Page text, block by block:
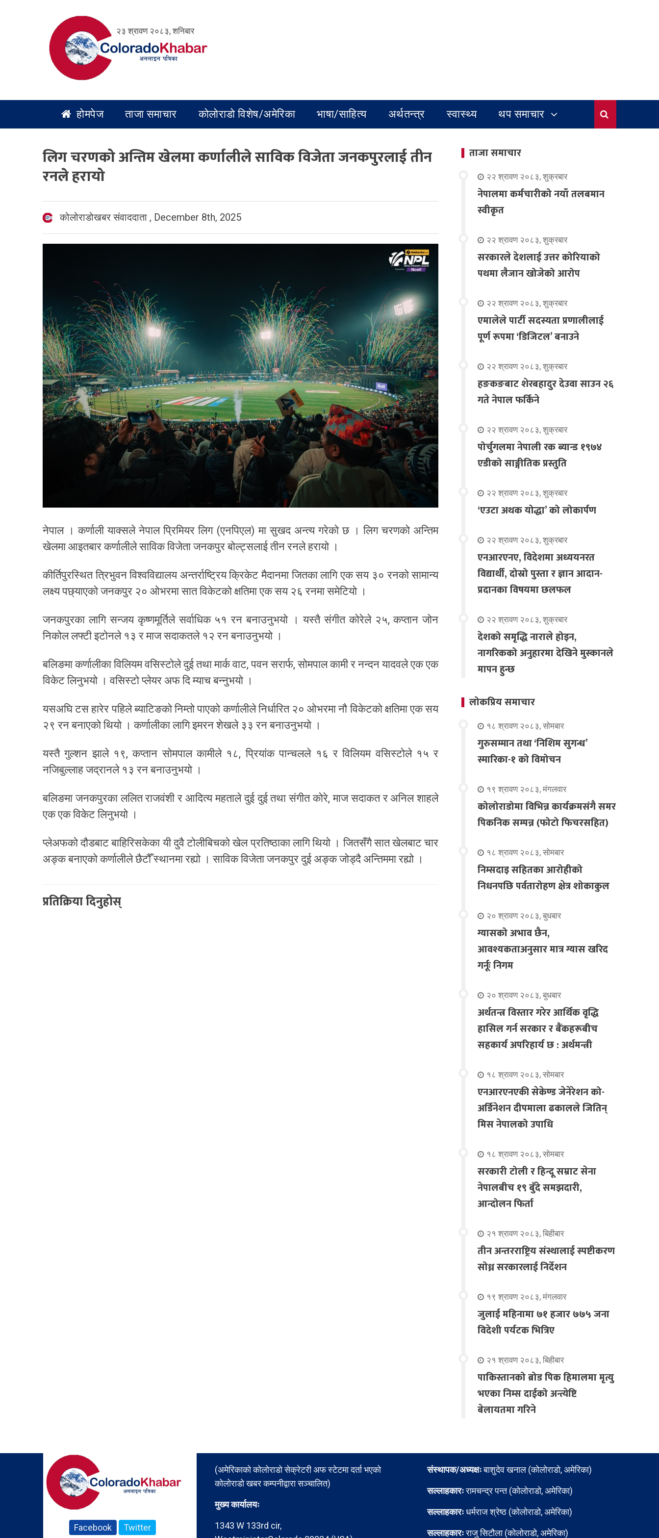
२३ श्रावण २०८३, शनिबार
होमपेज ताजा समाचार कोलोराडो विशेष/अमेरिका भाषा/साहित्य अर्थतन्त्र स्वास्थ्य थप समाचार
लिग चरणको अन्तिम खेलमा कर्णालीले साविक विजेता जनकपुरलाई तीन
रनले हरायो
कोलोराडोखबर संवाददाता , December 8th, 2025
नेपाल । कर्णाली याक्सले नेपाल प्रिमियर लिग (एनपिएल) मा सुखद अन्त्य गरेको छ । लिग चरणको अन्तिम
खेलमा आइतबार कर्णालीले साविक विजेता जनकपुर बोल्ट्सलाई तीन रनले हरायो ।
कीर्तिपुरस्थित त्रिभुवन विश्वविद्यालय अन्तर्राष्ट्रिय क्रिकेट मैदानमा जितका लागि एक सय ३० रनको सामान्य
लक्ष्य पछ्याएको जनकपुर २० ओभरमा सात विकेटको क्षतिमा एक सय २६ रनमा समेटियो ।
जनकपुरका लागि सन्जय कृष्णमूर्तिले सर्वाधिक ५१ रन बनाउनुभयो । यस्तै संगीत कोरेले २५, कप्तान जोन
निकोल लफ्टी इटोनले १३ र माज सदाकतले १२ रन बनाउनुभयो ।
बलिङमा कर्णालीका विलियम वसिस्टोले दुई तथा मार्क वाट, पवन सरार्फ, सोमपाल कामी र नन्दन यादवले एक एक
विकेट लिनुभयो । वसिस्टो प्लेयर अफ दि म्याच बन्नुभयो ।
यसअघि टस हारेर पहिले ब्याटिङको निम्तो पाएको कर्णालीले निर्धारित २० ओभरमा नौ विकेटको क्षतिमा एक सय
२९ रन बनाएको थियो । कर्णालीका लागि इमरन शेखले ३३ रन बनाउनुभयो ।
यस्तै गुल्शन झाले १९, कप्तान सोमपाल कामीले १८, प्रियांक पान्चलले १६ र विलियम वसिस्टोले १५ र
नजिबुल्लाह जद्रानले १३ रन बनाउनुभयो ।
बलिङमा जनकपुरका ललित राजवंशी र आदित्य महताले दुई दुई तथा संगीत कोरे, माज सदाकत र अनिल शाहले
एक एक विकेट लिनुभयो ।
प्लेअफको दौडबाट बाहिरिसकेका यी दुवै टोलीबिचको खेल प्रतिष्ठाका लागि थियो । जितसँगै सात खेलबाट चार
अङ्क बनाएको कर्णालीले छैटौँ स्थानमा रह्यो । साविक विजेता जनकपुर दुई अङ्क जोड्दै अन्तिममा रह्यो ।
प्रतिक्रिया दिनुहोस्
ताजा समाचार
२२ श्रावण २०८३, शुक्रबार
नेपालमा कर्मचारीको नयाँ तलबमान
स्वीकृत
२२ श्रावण २०८३, शुक्रबार
सरकारले देशलाई उत्तर कोरियाको
पथमा लैजान खोजेको आरोप
२२ श्रावण २०८३, शुक्रबार
एमालेले पार्टी सदस्यता प्रणालीलाई
पूर्ण रूपमा ‘डिजिटल’ बनाउने
२२ श्रावण २०८३, शुक्रबार
हङकङबाट शेरबहादुर देउवा साउन २६
गते नेपाल फर्किने
२२ श्रावण २०८३, शुक्रबार
पोर्चुगलमा नेपाली रक ब्यान्ड १९७४
एडीको साङ्गीतिक प्रस्तुति
२२ श्रावण २०८३, शुक्रबार
‘एउटा अथक योद्धा’ को लोकार्पण
२२ श्रावण २०८३, शुक्रबार
एनआरएनए, विदेशमा अध्ययनरत
विद्यार्थी, दोस्रो पुस्ता र ज्ञान आदान-
प्रदानका विषयमा छलफल
२२ श्रावण २०८३, शुक्रबार
देशको समृद्धि नाराले होइन,
नागरिकको अनुहारमा देखिने मुस्कानले
मापन हुन्छ
लोकप्रिय समाचार
१८ श्रावण २०८३, सोमबार
गुरुसम्मान तथा ‘निशिम सुगन्ध’
स्मारिका-१ को विमोचन
१९ श्रावण २०८३, मंगलवार
कोलोराडोमा विभिन्न कार्यक्रमसंगै समर
पिकनिक सम्पन्न (फोटो फिचरसहित)
१८ श्रावण २०८३, सोमबार
निम्सदाइ सहितका आरोहीको
निधनपछि पर्वतारोहण क्षेत्र शोकाकुल
२० श्रावण २०८३, बुधबार
ग्यासको अभाव छैन,
आवश्यकताअनुसार मात्र ग्यास खरिद
गर्नूः निगम
२० श्रावण २०८३, बुधबार
अर्थतन्त्र विस्तार गरेर आर्थिक वृद्धि
हासिल गर्न सरकार र बैंकहरूबीच
सहकार्य अपरिहार्य छ : अर्थमन्त्री
१८ श्रावण २०८३, सोमबार
एनआरएनएकी सेकेण्ड जेनेरेशन को-
अर्डिनेशन दीपमाला ढकालले जितिन्
मिस नेपालको उपाधि
१८ श्रावण २०८३, सोमबार
सरकारी टोली र हिन्दू सम्राट सेना
नेपालबीच १९ बुँदे समझदारी,
आन्दोलन फिर्ता
२१ श्रावण २०८३, बिहीबार
तीन अन्तरराष्ट्रिय संस्थालाई स्पष्टीकरण
सोध्न सरकारलाई निर्देशन
१९ श्रावण २०८३, मंगलवार
जुलाई महिनामा ७१ हजार ७७५ जना
विदेशी पर्यटक भित्रिए
२१ श्रावण २०८३, बिहीबार
पाकिस्तानको ब्रोड पिक हिमालमा मृत्यु
भएका निम्स दाईको अन्त्येष्टि
बेलायतमा गरिने
Facebook Twitter
(अमेरिकाको कोलोराडो सेक्रेटरी अफ स्टेटमा दर्ता भएको
कोलोराडो खबर कम्पनीद्वारा सञ्चालित)
मुख्य कार्यालयः
1343 W 133rd cir,
संस्थापक/अध्यक्षःबाशुदेव खनाल (कोलोराडो, अमेरिका)
सल्लाहकारःरामचन्द्र पन्त (कोलोराडो, अमेरिका)
सल्लाहकारःधर्मराज श्रेष्ठ (कोलोराडो, अमेरिका)
सल्लाहकारःराजु सिटौला (कोलोराडो, अमेरिका)